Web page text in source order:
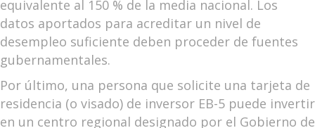
equivalente al 150 % de la media nacional. Los
datos aportados para acreditar un nivel de
desempleo suficiente deben proceder de fuentes
gubernamentales.
Por último, una persona que solicite una tarjeta de
residencia (o visado) de inversor EB-5 puede invertir
en un centro regional designado por el Gobierno de